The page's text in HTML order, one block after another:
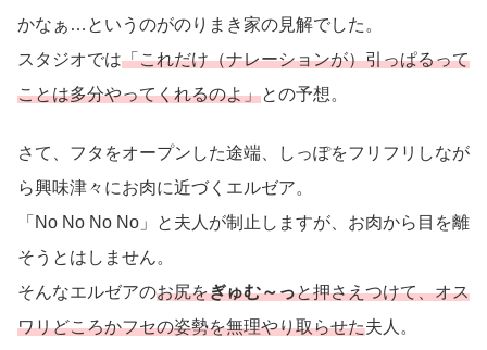
かなぁ…というのがのりまき家の見解でした。
スタジオでは「これだけ（ナレーションが）引っぱるって
ことは多分やってくれるのよ」との予想。
さて、フタをオープンした途端、しっぽをフリフリしなが
ら興味津々にお肉に近づくエルゼア。
「No No No No」と夫人が制止しますが、お肉から目を離
そうとはしません。
そんなエルゼアのお尻をぎゅむ～っと押さえつけて、オス
ワリどころかフセの姿勢を無理やり取らせた夫人。